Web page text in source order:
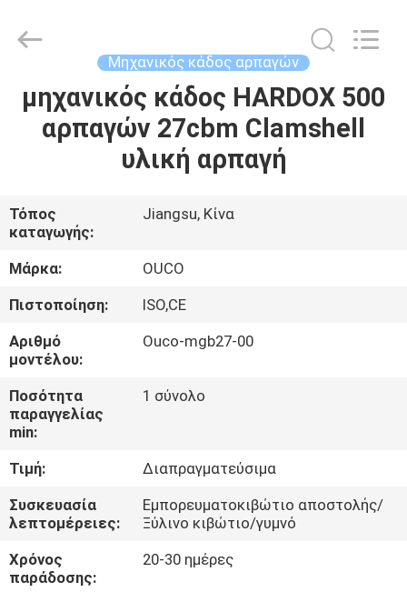
ΣΠΊΤΙ
ΠΡΟΪΌΝΤΑ
ΒΊΝΤΕΟ
ΕΜΦΆΝΙΣΗ
VR
ΣΧΕΤΙΚΆ
ΜΕ
ΕΜΆΣ
ΕΠΙΣΚΈΨΕΙΣ
ΣΤΟ
ΕΡΓΟΣΤΆΣΙΟ
GROUP
Reserved.
Μηχανικός κάδος αρπαγών
μηχανικός κάδος HARDOX 500
αρπαγών 27cbm Clamshell
υλική αρπαγή
Τόπος
καταγωγής:
Jiangsu, Κίνα
Μάρκα:
OUCO
Πιστοποίηση:
ISO,CE
Αριθμό
μοντέλου:
Ouco-mgb27-00
Ποσότητα
παραγγελίας
min:
1 σύνολο
Τιμή:
Διαπραγματεύσιμα
Συσκευασία
λεπτομέρειες:
Εμπορευματοκιβώτιο αποστολής/
Ξύλινο κιβώτιο/γυμνό
Χρόνος
παράδοσης:
20-30 ημέρες